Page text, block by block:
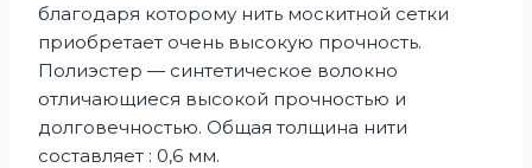
благодаря которому нить москитной сетки
приобретает очень высокую прочность.
Полиэстер — синтетическое волокно
отличающиеся высокой прочностью и
долговечностью. Общая толщина нити
составляет : 0,6 мм.